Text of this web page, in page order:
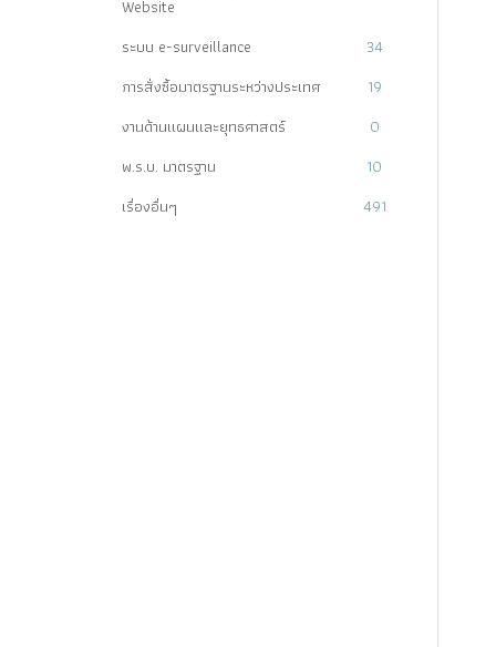
Website
ระบบ e-surveillance
34
การสั่งซื้อมาตรฐานระหว่างประเทศ
19
งานด้านแผนและยุทธศาสตร์
0
พ.ร.บ. มาตรฐาน
10
เรื่องอื่นๆ
491